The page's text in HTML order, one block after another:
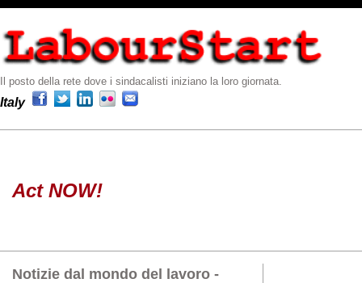
Il posto della rete dove i sindacalisti iniziano la loro giornata.
Italy
Act NOW!
Notizie dal mondo del lavoro -